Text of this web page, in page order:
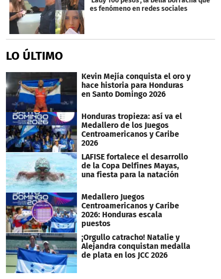
es fenómeno en redes sociales
LO ÚLTIMO
Kevin Mejía conquista el oro y
hace historia para Honduras
en Santo Domingo 2026
Honduras tropieza: así va el
Medallero de los Juegos
Centroamericanos y Caribe
2026
LAFISE fortalece el desarrollo
de la Copa Delfines Mayas,
una fiesta para la natación
Medallero Juegos
Centroamericanos y Caribe
2026: Honduras escala
puestos
¡Orgullo catracho! Natalie y
Alejandra conquistan medalla
de plata en los JCC 2026